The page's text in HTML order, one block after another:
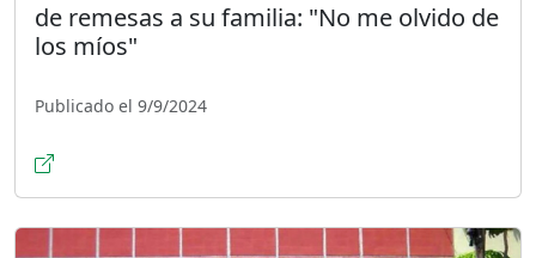
de remesas a su familia: "No me olvido de
los míos"
Publicado el 9/9/2024